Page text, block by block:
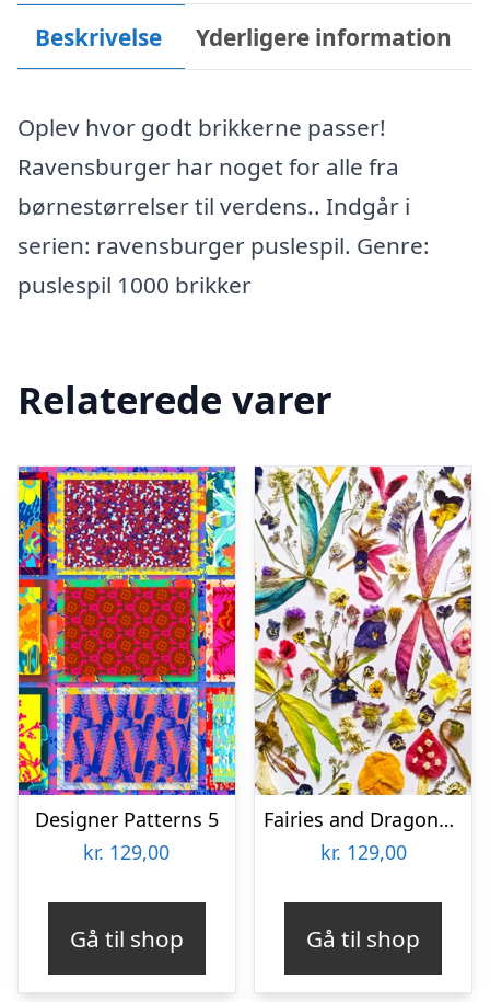
Beskrivelse Yderligere information
Oplev hvor godt brikkerne passer!
Ravensburger har noget for alle fra
børnestørrelser til verdens.. Indgår i
serien: ravensburger puslespil. Genre:
puslespil 1000 brikker
Relaterede varer
Designer Patterns 5
kr. 129,00
Gå til shop
Fairies and Dragonflies
kr. 129,00
Gå til shop